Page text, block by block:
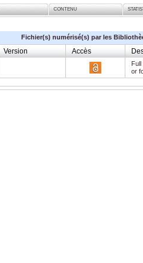
CONTENU
Fichier(s) numérisé(s) par les
Version Accès
or